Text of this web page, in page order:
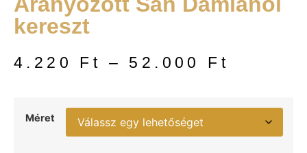
kereszt
4.220 Ft – 52.000 Ft
Méret